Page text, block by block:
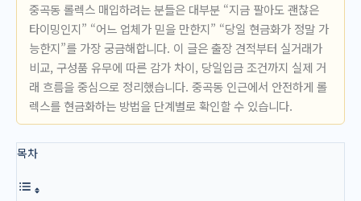
중곡동 롤렉스 매입하려는 분들은 대부분 “지금 팔아도 괜찮은
타이밍인지” “어느 업체가 믿을 만한지” “당일 현금화가 정말 가
능한지”를 가장 궁금해합니다. 이 글은 출장 견적부터 실거래가
비교, 구성품 유무에 따른 감가 차이, 당일입금 조건까지 실제 거
래 흐름을 중심으로 정리했습니다. 중곡동 인근에서 안전하게 롤
렉스를 현금화하는 방법을 단계별로 확인할 수 있습니다.
목차